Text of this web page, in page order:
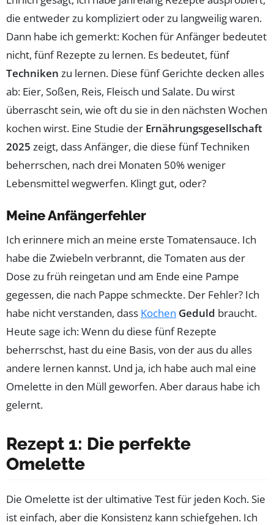
die entweder zu kompliziert oder zu langweilig waren.
Dann habe ich gemerkt: Kochen für Anfänger bedeutet
nicht, fünf Rezepte zu lernen. Es bedeutet, fünf
Techniken zu lernen. Diese fünf Gerichte decken alles
ab: Eier, Soßen, Reis, Fleisch und Salate. Du wirst
überrascht sein, wie oft du sie in den nächsten Wochen
kochen wirst. Eine Studie der Ernährungsgesellschaft
2025 zeigt, dass Anfänger, die diese fünf Techniken
beherrschen, nach drei Monaten 50% weniger
Lebensmittel wegwerfen. Klingt gut, oder?
Meine Anfängerfehler
Ich erinnere mich an meine erste Tomatensauce. Ich
habe die Zwiebeln verbrannt, die Tomaten aus der
Dose zu früh reingetan und am Ende eine Pampe
gegessen, die nach Pappe schmeckte. Der Fehler? Ich
habe nicht verstanden, dass Kochen Geduld braucht.
Heute sage ich: Wenn du diese fünf Rezepte
beherrschst, hast du eine Basis, von der aus du alles
andere lernen kannst. Und ja, ich habe auch mal eine
Omelette in den Müll geworfen. Aber daraus habe ich
gelernt.
Rezept 1: Die perfekte
Omelette
Die Omelette ist der ultimative Test für jeden Koch. Sie
ist einfach, aber die Konsistenz kann schiefgehen. Ich